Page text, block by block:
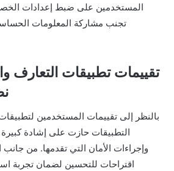
المستخدمين على ضبط إعدادات
تجنب مشاركة المعلومات
تقييمات تطبيقات التعارف
بالنظر إلى تقييمات المستخدمين
التطبيقات حازت على إشادة
وإجراءات الأمان التي تقدمها. من جانب
اقتراحات للتحسين لضمان تجربة